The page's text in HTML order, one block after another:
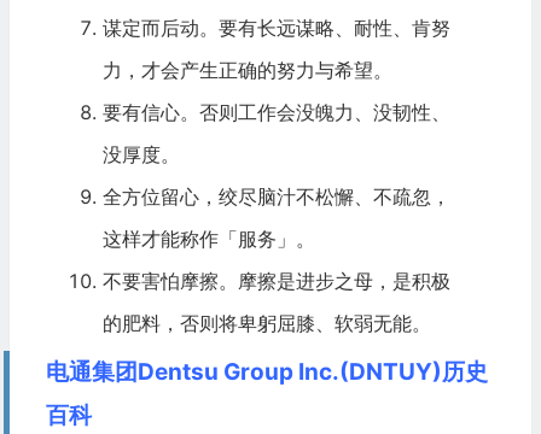
谋定而后动。要有长远谋略、耐性、肯努
力，才会产生正确的努力与希望。
要有信心。否则工作会没魄力、没韧性、
没厚度。
全方位留心，绞尽脑汁不松懈、不疏忽，
这样才能称作「服务」。
不要害怕摩擦。摩擦是进步之母，是积极
的肥料，否则将卑躬屈膝、软弱无能。
电通集团Dentsu Group Inc.(DNTUY)历史
百科